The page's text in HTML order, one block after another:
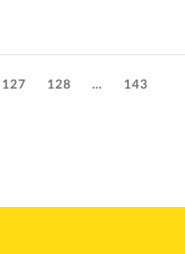
127 128 … 143